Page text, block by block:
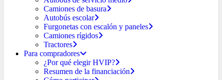
Camiones de basura
Autobús escolar
Furgonetas con escalón y paneles
Camiones rígidos
Tractores
Para compradores
¿Por qué elegir HVIP?
Resumen de la financiación